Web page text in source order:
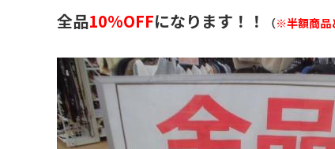
全品10%OFFになります！！ （※半額商品